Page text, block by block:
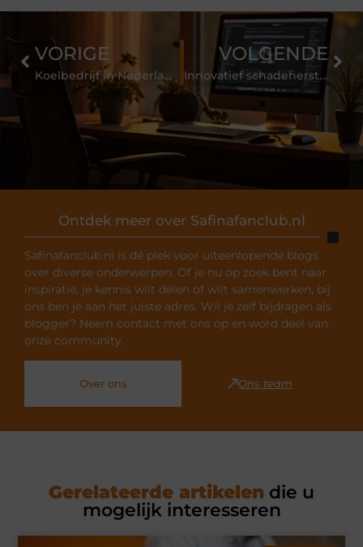
Ontdek meer over Safinafanclub.nl
Safinafanclub.nl is dé plek voor uiteenlopende blogs
over diverse onderwerpen. Of je nu op zoek bent naar
inspiratie, je kennis wilt delen of wilt samenwerken, bij
ons ben je aan het juiste adres. Wil je zelf bijdragen als
blogger? Neem contact met ons op en word deel van
onze community.
Over ons Ons team
VORIGE
Koelbedrijf in Nederland als kwaliteitswaarborg
VOLGENDE
Innovatief schadeherstel van voertuigen in Culemborg
Gerelateerde artikelen die u
mogelijk interesseren